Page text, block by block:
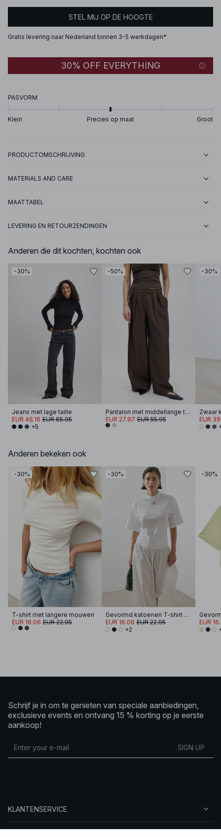
STEL MIJ OP DE HOOGTE
Gratis levering naar Nederland binnen 3-5 werkdagen*
30% OFF EVERYTHING
PASVORM
Klein Precies op maat Groot
PRODUCTOMSCHRIJVING
MATERIALS AND CARE
MAATTABEL
LEVERING EN RETOURZENDINGEN
Anderen die dit kochten, kochten ook
-30%
Jeans met lage taille
EUR 46.16 EUR 65.95
+5
-50%
Pantalon met middellange taille
EUR 27.97 EUR 55.95
-30%
EUR
Anderen bekeken ook
-30%
T-shirt met langere mouwen
EUR 16.06 EUR 22.95
-30%
Gevormd katoenen T-shirt met trechterhals
EUR 16.06 EUR 22.95
+2
-30%
EUR
Schrijf je in om te genieten van speciale aanbiedingen,
exclusieve events en ontvang 15 % korting op je eerste
aankoop!
SIGN UP
KLANTENSERVICE